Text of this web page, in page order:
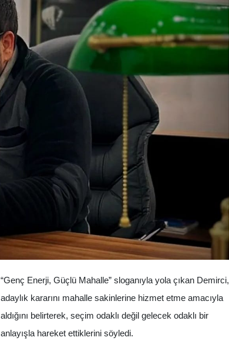
“Genç Enerji, Güçlü Mahalle” sloganıyla yola çıkan Demirci,
adaylık kararını mahalle sakinlerine hizmet etme amacıyla
aldığını belirterek, seçim odaklı değil gelecek odaklı bir
anlayışla hareket ettiklerini söyledi.